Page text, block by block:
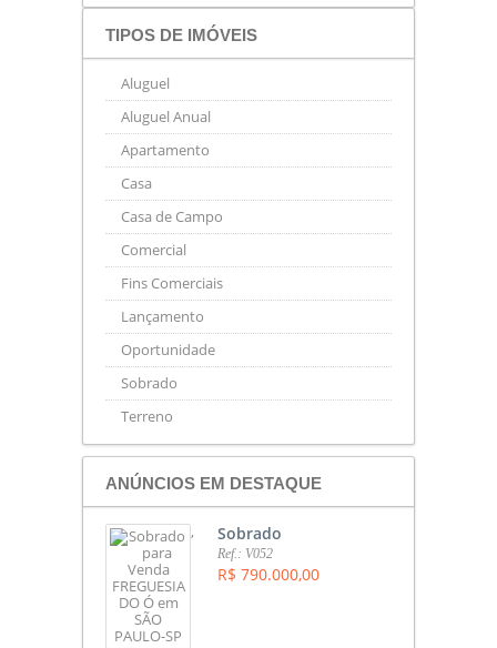
TIPOS DE IMÓVEIS
Aluguel
Aluguel Anual
Apartamento
Casa
Casa de Campo
Comercial
Fins Comerciais
Lançamento
Oportunidade
Sobrado
Terreno
ANÚNCIOS EM DESTAQUE
, Sobrado
Ref.: V052
R$ 790.000,00